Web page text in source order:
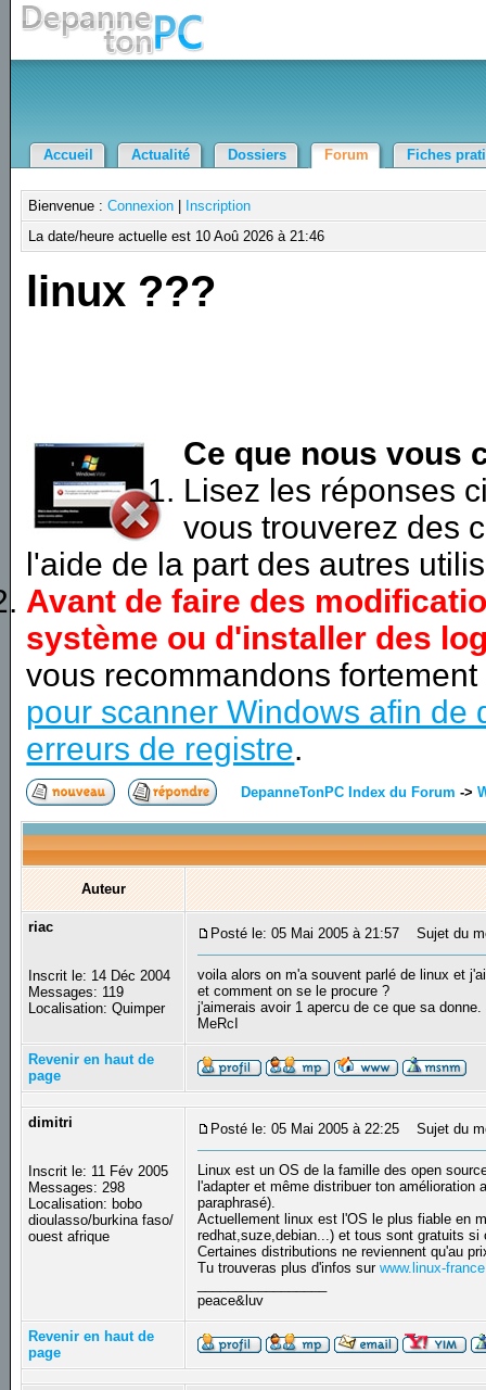
Accueil Actualité Dossiers Forum Fiches
Bienvenue :Connexion
Inscription
La date/heure actuelle est 10 Aoû 2026 à 21:46
linux ???
Ce que nous vous
Lisez les réponses
vous trouverez des
l'aide de la part des autres
Avant de faire des
système ou d'installer des
vous recommandons
pour scanner Windows afin de
erreurs de registre.
DepanneTonPC Index du Forum ->
Auteur
riac
Inscrit le: 14 Déc 2004
Messages: 119
Localisation: Quimper
Posté le: 05 Mai 2005 à 21:57 Sujet du
voila alors on m'a souvent parlé de linux et
et comment on se le procure ?
j'aimerais avoir 1 apercu de ce que sa donne.
MeRcI
Revenir en haut de
page
dimitri
Inscrit le: 11 Fév 2005
Messages: 298
Localisation: bobo
dioulasso/burkina faso/
ouest afrique
Posté le: 05 Mai 2005 à 22:25 Sujet du
Linux est un OS de la famille des open
l'adapter et même distribuer ton
paraphrasé).
Actuellement linux est l'OS le plus fiable en
redhat,suze,debian...) et tous sont gratuits si
Certaines distributions ne reviennent qu'au
Tu trouveras plus d'infos surwww.linux-
peace&luv
Revenir en haut de
page